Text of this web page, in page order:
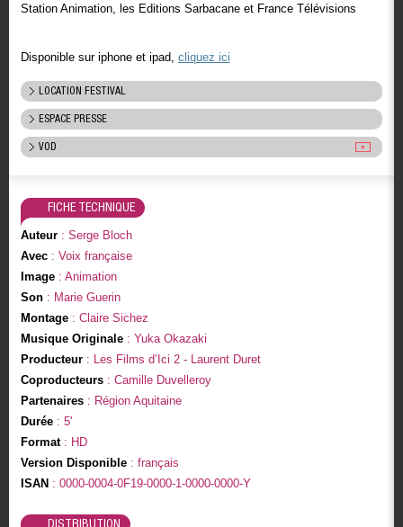
Station Animation, les Editions Sarbacane et France Télévisions
Disponible sur iphone et ipad, cliquez ici
LOCATION FESTIVAL
ESPACE PRESSE
VOD
FICHE TECHNIQUE
Auteur: Serge Bloch
Avec: Voix française
Image: Animation
Son: Marie Guerin
Montage: Claire Sichez
Musique Originale: Yuka Okazaki
Producteur: Les Films d’Ici 2 - Laurent Duret
Coproducteurs: Camille Duvelleroy
Partenaires: Région Aquitaine
Durée: 5'
Format: HD
Version Disponible: français
ISAN : 0000-0004-0F19-0000-1-0000-0000-Y
DISTRIBUTION